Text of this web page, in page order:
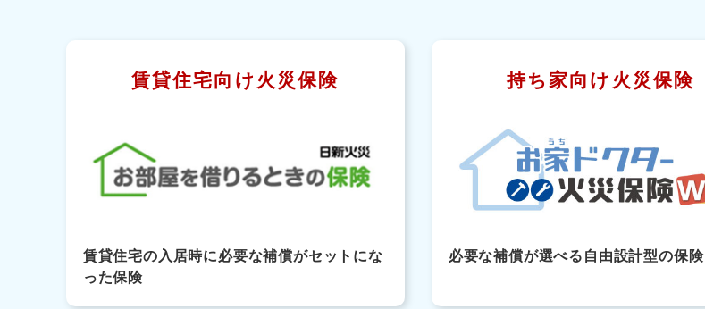
賃貸住宅向け火災保険
賃貸住宅の入居時に必要な補償がセットにな
った保険
持ち家向け火災保険
必要な補償が選べる自由設計型の保険